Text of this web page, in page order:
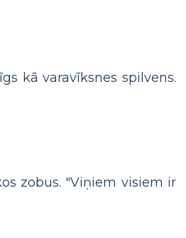
kā varavīksnes spilvens.
zobus. "Viņiem visiem ir